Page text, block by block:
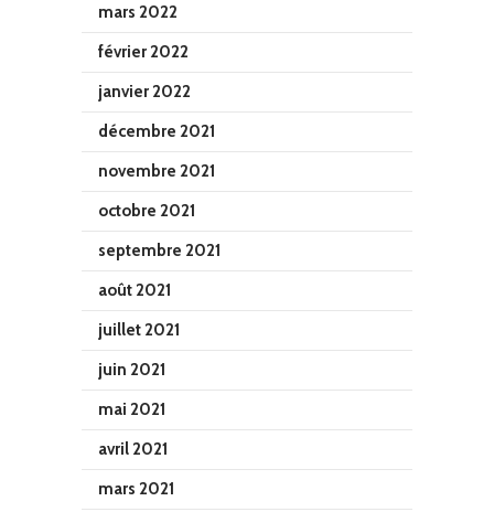
mars 2022
février 2022
janvier 2022
décembre 2021
novembre 2021
octobre 2021
septembre 2021
août 2021
juillet 2021
juin 2021
mai 2021
avril 2021
mars 2021